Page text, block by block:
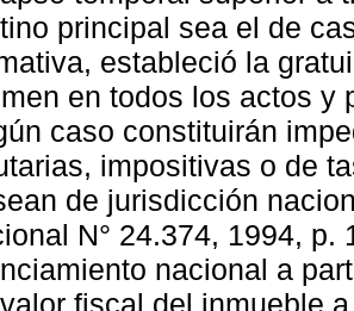
principal sea el de
estableció la
en todos los actos y
caso constituirán
impositivas o de
de jurisdicción
N° 24.374, 1994,
nacional a